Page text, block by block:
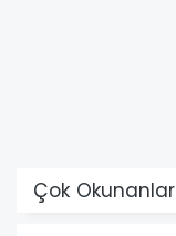
Çok Okunanlar